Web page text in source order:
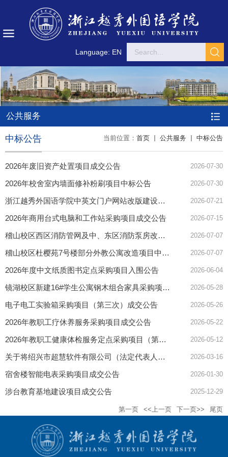
Language: EN
公共服务
当前位置： 首页 公共服务 中标公告
中标公告
2026年废旧资产处置项目成交公告 2026-07-30
2026年校舍室内墙面修补粉刷项目中标公告 2026-07-30
浙江越秀外国语学院中英文门户网站改版建设项目成交公告 2026-07-21
2026年商用台式电脑和工作站采购项目成交公告 2026-07-15
稽山校区西区消防管网及中、东区消防泵房改造工程中标公告 2026-07-07
稽山校区杜樱苑7号楼部分外教公寓改造项目中标公告 2026-07-07
2026年度中文纸质图书定点采购项目入围公告 2026-06-04
镜湖校区新建16#学生公寓钢木组合家具采购项目成交公告 2026-05-28
电子电工实验箱采购项目（第三次）成交公告 2026-05-26
2026年教职工疗休养服务采购项目成交公告 2026-05-22
2026年教职工健康体检服务定点采购项目（第二次）入围公告 2026-05-12
关于将绍兴市超慧软件有限公司（法定代表人王桂超）、绍兴市中智网络科技有限公司（法定代表人沈国芳）列入我校采购黑名单的通告 2026-03-16
宿舍楼智能电表采购项目成交公告 2026-01-30
涉台教育基地建设项目成交公告 2025-12-29
第一页 <<上一页 下一页>> 尾页